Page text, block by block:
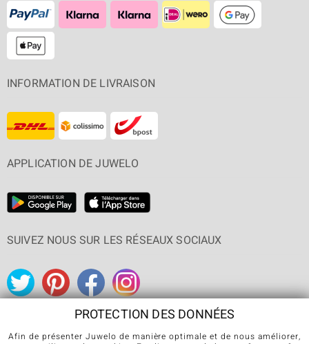
INFORMATION DE LIVRAISON
APPLICATION DE JUWELO
SUIVEZ NOUS SUR LES RÉSEAUX SOCIAUX
PROTECTION DES DONNÉES
Afin de présenter Juwelo de manière optimale et de nous améliorer,